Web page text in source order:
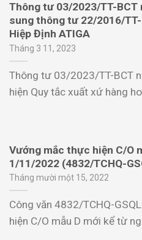
Thông tư 03/2023/TT-BCT
sung thông tư 22/2016/
Hiệp Định ATIGA
Tháng 3 11, 2023
Thông tư 03/2023/TT-BCT
hiện Quy tắc xuất xứ hàng
Vướng mắc thực hiện C/O
1/11/2022 (4832/TCHQ-
Tháng mười một 15, 2022
Công văn 4832/TCHQ-
hiện C/O mẫu D mới kể từ